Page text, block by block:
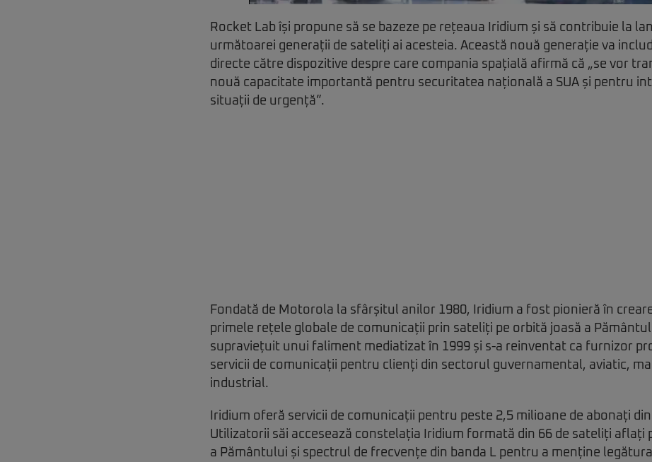
Rocket Lab își propune să se bazeze pe rețeaua Iridium și să contribuie la
următoarei generații de sateliți ai acesteia. Această nouă generație va
directe către dispozitive despre care compania spațială afirmă că „se vor
nouă capacitate importantă pentru securitatea națională a SUA și pentru
situații de urgență”.
Fondată de Motorola la sfârșitul anilor 1980, Iridium a fost pionieră în
primele rețele globale de comunicații prin sateliți pe orbită joasă a
supraviețuit unui faliment mediatizat în 1999 și s-a reinventat ca furnizor
servicii de comunicații pentru clienți din sectorul guvernamental, aviatic,
industrial.
Iridium oferă servicii de comunicații pentru peste 2,5 milioane de abonați
Utilizatorii săi accesează constelația Iridium formată din 66 de sateliți aflați
a Pământului și spectrul de frecvențe din banda L pentru a menține